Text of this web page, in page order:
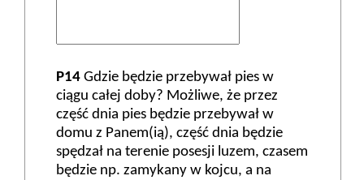
P14 Gdzie będzie przebywał pies w
ciągu całej doby? Możliwe, że przez
część dnia pies będzie przebywał w
domu z Panem(ią), część dnia będzie
spędzał na terenie posesji luzem, czasem
będzie np. zamykany w kojcu, a na